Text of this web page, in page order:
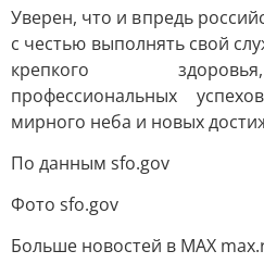
Уверен, что и впредь
с честью выполнять свой
крепкого
профессиональных
мирного неба и новых
По данным sfo.gov
Фото sfo.gov
Больше новостей в МАХ